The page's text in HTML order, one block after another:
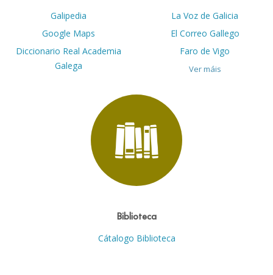
Galipedia
Google Maps
Diccionario Real Academia
Galega
La Voz de Galicia
El Correo Gallego
Faro de Vigo
Ver máis
Biblioteca
Cátalogo Biblioteca